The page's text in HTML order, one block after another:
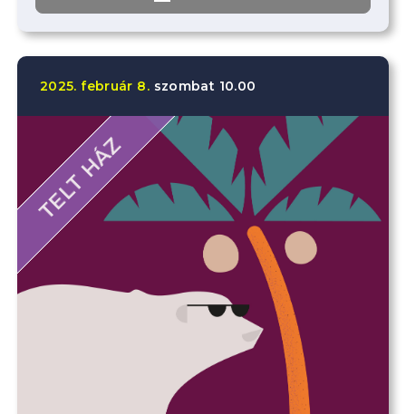
2025. február 8. szombat 10.00
TELT HÁZ